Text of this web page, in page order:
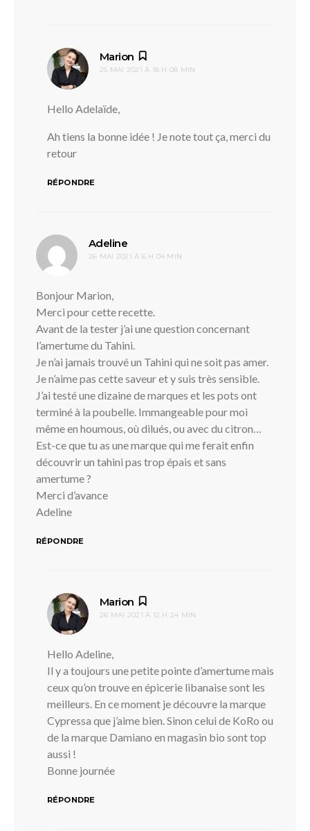
Marion
25 MAI 2021 À 18 H 08 MIN
Hello Adelaïde,
Ah tiens la bonne idée ! Je note tout ça, merci du
retour
RÉPONDRE
Adeline
26 MAI 2021 À 6 H 04 MIN
Bonjour Marion,
Merci pour cette recette.
Avant de la tester j’ai une question concernant
l’amertume du Tahini.
Je n’ai jamais trouvé un Tahini qui ne soit pas amer.
Je n’aime pas cette saveur et y suis très sensible.
J’ai testé une dizaine de marques et les pots ont
terminé à la poubelle. Immangeable pour moi
même en houmous, où dilués, ou avec du citron…
Est-ce que tu as une marque qui me ferait enfin
découvrir un tahini pas trop épais et sans
amertume ?
Merci d’avance
Adeline
RÉPONDRE
Marion
26 MAI 2021 À 12 H 24 MIN
Hello Adeline,
Il y a toujours une petite pointe d’amertume mais
ceux qu’on trouve en épicerie libanaise sont les
meilleurs. En ce moment je découvre la marque
Cypressa que j’aime bien. Sinon celui de KoRo ou
de la marque Damiano en magasin bio sont top
aussi !
Bonne journée
RÉPONDRE